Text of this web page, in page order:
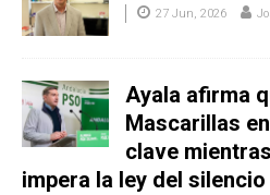
27 Jun, 2026
Ayala afirma
Mascarillas
clave
impera la ley del silencio